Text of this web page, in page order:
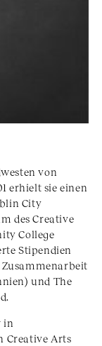
von
erhielt sie einen
City
des Creative
College
Stipendien
Zusammenarbeit
und The
in
Creative Arts